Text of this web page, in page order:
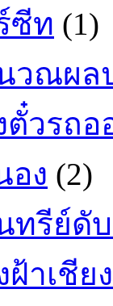
ซีท (1)
วณผล
ตั๋วรถ
อง (2)
ทรีย์ดั
ฝ้าเชีย